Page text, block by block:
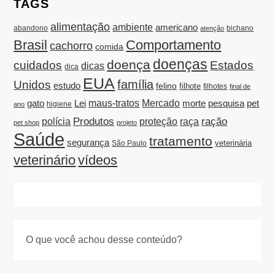
TAGS
abandono alimentação ambiente americano atenção bichano
Brasil cachorro comida Comportamento
cuidados dica dicas doença doenças Estados
Unidos estudo EUA família felino filhote filhotes final de
ano gato higiene Lei maus-tratos Mercado morte pesquisa pet
pet shop polícia Produtos projeto proteção raça ração
Saúde segurança São Paulo tratamento veterinária
veterináriovídeos
O que você achou desse conteúdo?